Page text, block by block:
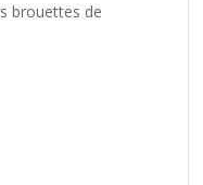
brouettes de